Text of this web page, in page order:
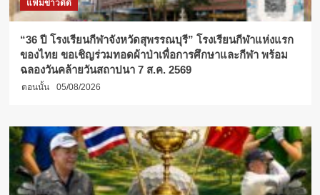
แฟ้มข่าวดีดี
“36 ปี โรงเรียนกีฬาจังหวัดสุพรรณบุรี” โรงเรียนกีฬาแห่งแรก
ของไทย ขอเชิญร่วมทอดผ้าป่าเพื่อการศึกษาและกีฬา พร้อม
ฉลองวันคล้ายวันสถาปนา 7 ส.ค. 2569
ตอนนั้น 05/08/2026